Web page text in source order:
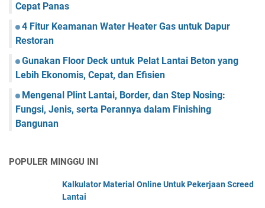
Cepat Panas
4 Fitur Keamanan Water Heater Gas untuk Dapur
Restoran
Gunakan Floor Deck untuk Pelat Lantai Beton yang
Lebih Ekonomis, Cepat, dan Efisien
Mengenal Plint Lantai, Border, dan Step Nosing:
Fungsi, Jenis, serta Perannya dalam Finishing
Bangunan
POPULER MINGGU INI
Kalkulator Material Online Untuk Pekerjaan Screed
Lantai